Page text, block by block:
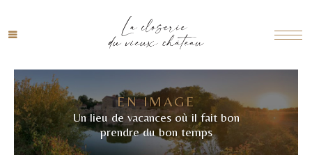
EN IMAGE
Un lieu de vacances où il fait bon
prendre du bon temps